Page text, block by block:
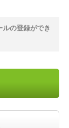
ルの登録ができ